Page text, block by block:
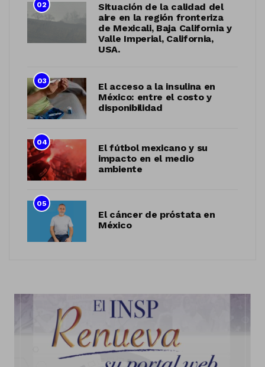
02
Situación de la calidad del
aire en la región fronteriza
de Mexicali, Baja California y
Valle Imperial, California,
USA.
03
El acceso a la insulina en
México: entre el costo y
disponibilidad
04
El fútbol mexicano y su
impacto en el medio
ambiente
05
El cáncer de próstata en
México